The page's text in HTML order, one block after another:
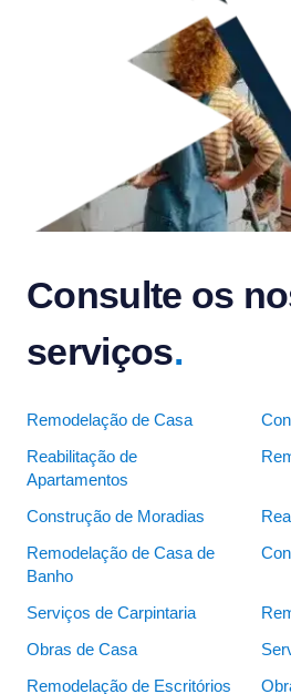
Consulte os
serviços.
Remodelação de Casa
Reabilitação de
Apartamentos
Construção de Moradias
Remodelação de Casa de
Banho
Serviços de Carpintaria
Obras de Casa
Remodelação de Escritórios